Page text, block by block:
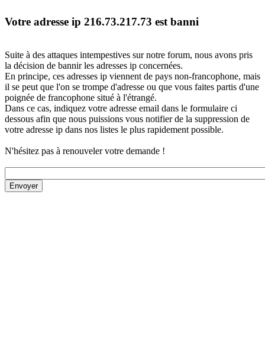
Votre adresse ip 216.73.217.73 est banni
Suite à des attaques intempestives sur notre forum, nous avons pris
la décision de bannir les adresses ip concernées.
En principe, ces adresses ip viennent de pays non-francophone, mais
il se peut que l'on se trompe d'adresse ou que vous faites partis d'une
poignée de francophone situé à l'étrangé.
Dans ce cas, indiquez votre adresse email dans le formulaire ci
dessous afin que nous puissions vous notifier de la suppression de
votre adresse ip dans nos listes le plus rapidement possible.
N'hésitez pas à renouveler votre demande !